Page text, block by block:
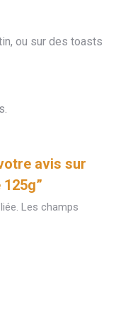
ou sur des toasts
avis sur
Les champs